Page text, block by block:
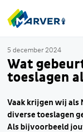
5 december 2024
Wat
toeslagen
Vaak krijgen wij als
diverse toeslagen
Als bijvoorbeeld